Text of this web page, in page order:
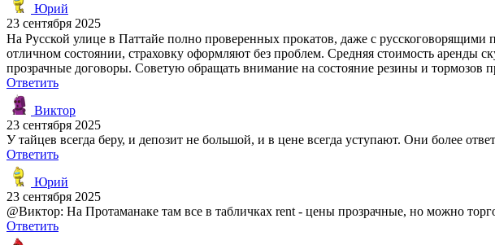
Юрий
23 сентября 2025
На Русской улице в Паттайе полно проверенных прокатов, даже с
отличном состоянии, страховку оформляют без проблем. Средняя стоимость аренды
прозрачные договоры. Советую обращать внимание на состояние резины и тормозов
Ответить
Виктор
23 сентября 2025
У тайцев всегда беру, и депозит не большой, и в цене всегда уступают. Они более
Ответить
Юрий
23 сентября 2025
@Виктор: На Протаманаке там все в табличках rent - цены прозрачные, но можно
Ответить